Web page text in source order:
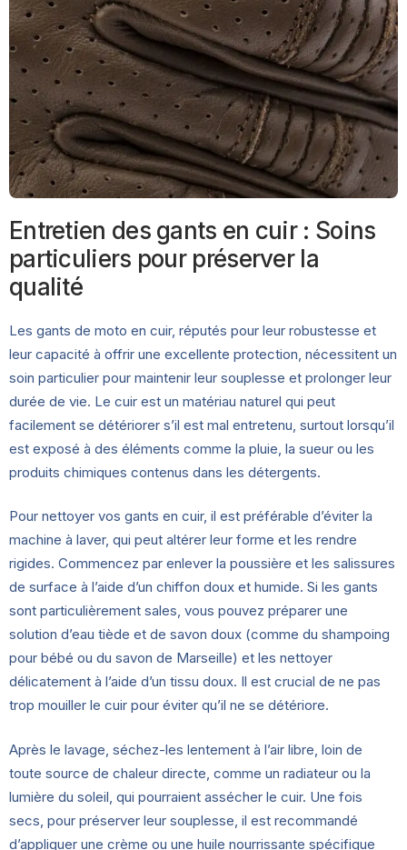
Entretien des gants en cuir : Soins
particuliers pour préserver la
qualité
Les gants de moto en cuir, réputés pour leur robustesse et
leur capacité à offrir une excellente protection, nécessitent un
soin particulier pour maintenir leur souplesse et prolonger leur
durée de vie. Le cuir est un matériau naturel qui peut
facilement se détériorer s’il est mal entretenu, surtout lorsqu’il
est exposé à des éléments comme la pluie, la sueur ou les
produits chimiques contenus dans les détergents.
Pour nettoyer vos gants en cuir, il est préférable d’éviter la
machine à laver, qui peut altérer leur forme et les rendre
rigides. Commencez par enlever la poussière et les salissures
de surface à l’aide d’un chiffon doux et humide. Si les gants
sont particulièrement sales, vous pouvez préparer une
solution d’eau tiède et de savon doux (comme du shampoing
pour bébé ou du savon de Marseille) et les nettoyer
délicatement à l’aide d’un tissu doux. Il est crucial de ne pas
trop mouiller le cuir pour éviter qu’il ne se détériore.
Après le lavage, séchez-les lentement à l’air libre, loin de
toute source de chaleur directe, comme un radiateur ou la
lumière du soleil, qui pourraient assécher le cuir. Une fois
secs, pour préserver leur souplesse, il est recommandé
d’appliquer une crème ou une huile nourrissante spécifique